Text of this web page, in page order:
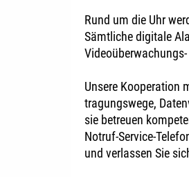
Rund um die Uhr
Sämtliche digitale
Unsere Kooperation
tragungswege,
sie betreuen
Notruf-Service-
und verlassen Sie